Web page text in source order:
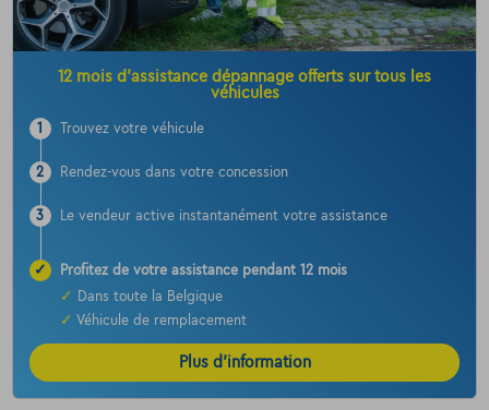
12 mois d’assistance dépannage offerts sur tous les
véhicules
1 Trouvez votre véhicule
2 Rendez-vous dans votre concession
3 Le vendeur active instantanément votre assistance
✓
Profitez de votre assistance pendant 12 mois
✓
Dans toute la Belgique
✓ Véhicule de remplacement
Plus d’information